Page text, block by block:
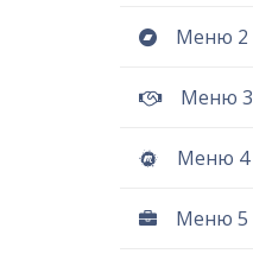
Меню 2
Меню 3
Меню 4
Меню 5